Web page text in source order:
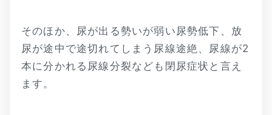
そのほか、尿が出る勢いが弱い尿勢低下、放
尿が途中で途切れてしまう尿線途絶、尿線が2
本に分かれる尿線分裂なども閉尿症状と言え
ます。